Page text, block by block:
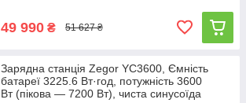
49 990 ₴ 51 627 ₴
Зарядна станція Zegor YC3600, Ємність
батареї 3225.6 Вт·год, потужність 3600
Вт (пікова — 7200 Вт), чиста синусоїда